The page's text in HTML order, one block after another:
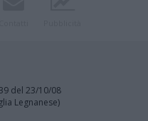
del 23/10/08
Legnanese)